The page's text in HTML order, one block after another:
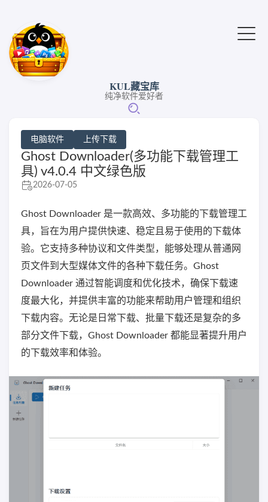
KUL藏宝库
纯净软件爱好者
电脑软件 上传下载
Ghost Downloader(多功能下载管理工
具) v4.0.4 中文绿色版
2026-07-05
Ghost Downloader 是一款高效、多功能的下载管理工
具，旨在为用户提供快速、稳定且易于使用的下载体
验。它支持多种协议和文件类型，能够处理从普通网
页文件到大型媒体文件的各种下载任务。Ghost
Downloader 通过智能调度和优化技术，确保下载速
度最大化，并提供丰富的功能来帮助用户管理和组织
下载内容。无论是日常下载、批量下载还是复杂的多
部分文件下载，Ghost Downloader 都能显著提升用户
的下载效率和体验。